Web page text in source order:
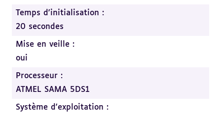
Temps d'initialisation :
20 secondes
Mise en veille :
oui
Processeur :
ATMEL SAMA 5DS1
Système d'exploitation :